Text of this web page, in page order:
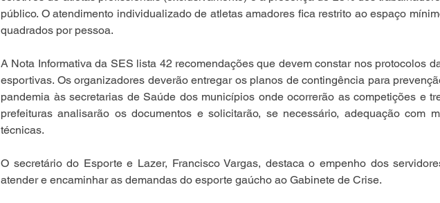
público. O atendimento individualizado de atletas amadores fica restrito ao espaço
quadrados por pessoa.
A Nota Informativa da SES lista 42 recomendações que devem constar nos protocolos
esportivas. Os organizadores deverão entregar os planos de contingência para
pandemia às secretarias de Saúde dos municípios onde ocorrerão as competições e
prefeituras analisarão os documentos e solicitarão, se necessário, adequação com
técnicas.
O secretário do Esporte e Lazer, Francisco Vargas, destaca o empenho dos
atender e encaminhar as demandas do esporte gaúcho ao Gabinete de Crise.